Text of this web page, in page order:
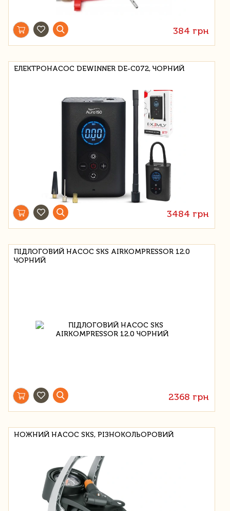
384 грн
ЕЛЕКТРОНАСОС DEWINNER DE-C072, ЧОРНИЙ
3484 грн
ПІДЛОГОВИЙ НАСОС SKS AIRKOMPRESSOR 12.0
ЧОРНИЙ
2368 грн
НОЖНИЙ НАСОС SKS, РІЗНОКОЛЬОРОВИЙ